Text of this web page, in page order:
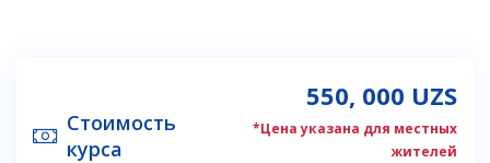
Стоимость
курса
550, 000 UZS
*Цена указана для местных
жителей